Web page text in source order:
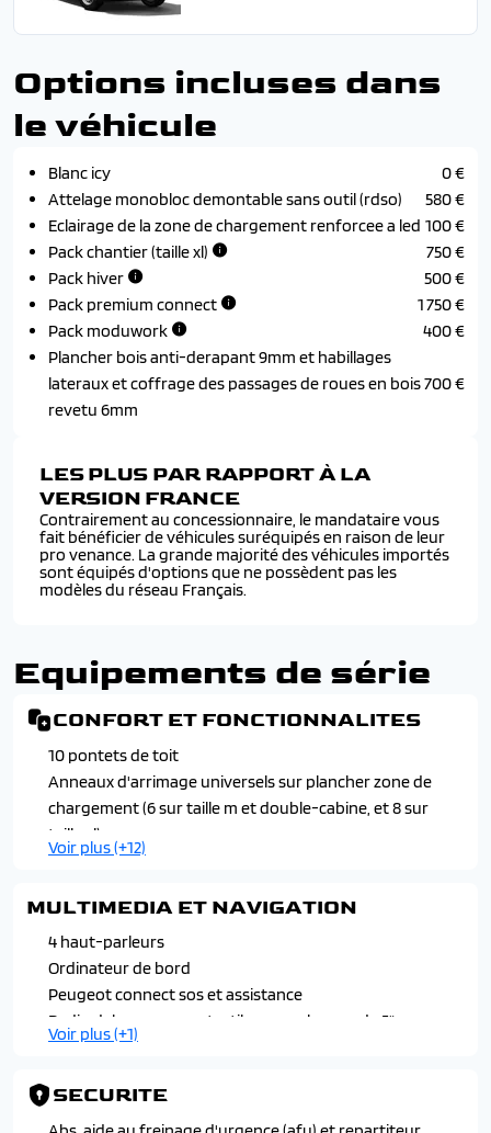
Options incluses dans
le véhicule
Blanc icy
0 €
Attelage monobloc demontable sans outil (rdso)
580 €
Eclairage de la zone de chargement renforcee a led 100 €
Pack chantier (taille xl)
750 €
Pack hiver
500 €
Pack premium connect
1 750 €
Pack moduwork
400 €
Plancher bois anti-derapant 9mm et habillages
lateraux et coffrage des passages de roues en bois
revetu 6mm
700 €
LES PLUS PAR RAPPORT À LA
VERSION FRANCE
Contrairement au concessionnaire, le mandataire vous
fait bénéficier de véhicules suréquipés en raison de leur
pro venance. La grande majorité des véhicules importés
sont équipés d'options que ne possèdent pas les
modèles du réseau Français.
Equipements de série
CONFORT ET FONCTIONNALITES
10 pontets de toit
Anneaux d'arrimage universels sur plancher zone de
chargement (6 sur taille m et double-cabine, et 8 sur
taille xl)
Climatisation manuelle
changement de vitesse sequentiel (uniquement avec
transmission automatique)
Condamnation centralisee
Deux cles (3 boutons avec fonctions selectivites)
Eclairage interieur avant
Leve-vitres avant electrique a l'avant avec fonction
Pack visibilite : allumage automatique des feux + essuies-
glace avant automatiques
Voir plus (+12)
MULTIMEDIA ET NAVIGATION
4 haut-parleurs
Ordinateur de bord
Peugeot connect sos et assistance
Radio dab avec ecran tactile monochrome de 5" +
bluetooth + 1 prise usb type a
Voir plus (+1)
SECURITE